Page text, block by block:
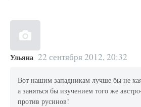
Ульяна 22 сентября 2012, 20:32
Вот нашим западникам лучше бы не
а заняться бы изучением того же
против русинов!